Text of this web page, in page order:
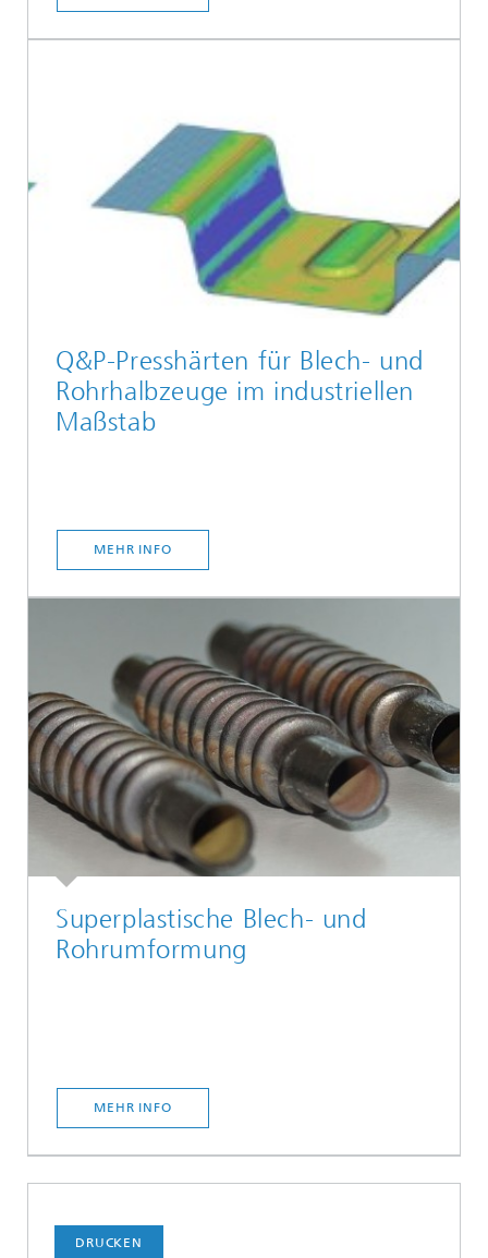
Q&P-Presshärten für Blech- und
Rohrhalbzeuge im industriellen
Maßstab
MEHR INFO
Superplastische Blech- und
Rohrumformung
MEHR INFO
DRUCKEN